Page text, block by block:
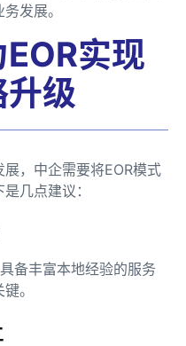
发展。
实现
级
，中企需要将EOR模式
几点建议：
备丰富本地经验的服务
。